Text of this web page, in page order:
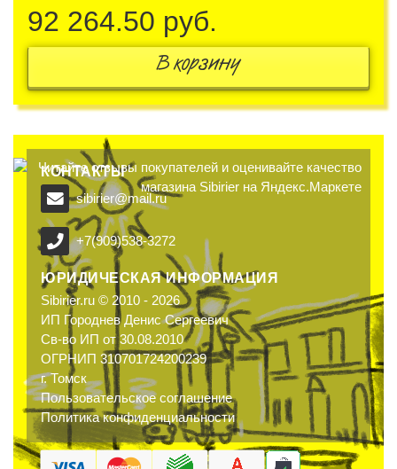
92 264.50 руб.
В корзину
КОНТАКТЫ
sibirier@mail.ru
+7(909)538-3272
ЮРИДИЧЕСКАЯ ИНФОРМАЦИЯ
Sibirier.ru © 2010 - 2026
ИП Городнев Денис Сергеевич
Св-во ИП от 30.08.2010
ОГРНИП 310701724200239
г. Томск
Пользовательское соглашение
Политика конфиденциальности